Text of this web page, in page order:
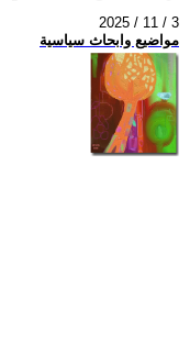
2025 / 11 / 3
مواضيع وابحاث سياسية